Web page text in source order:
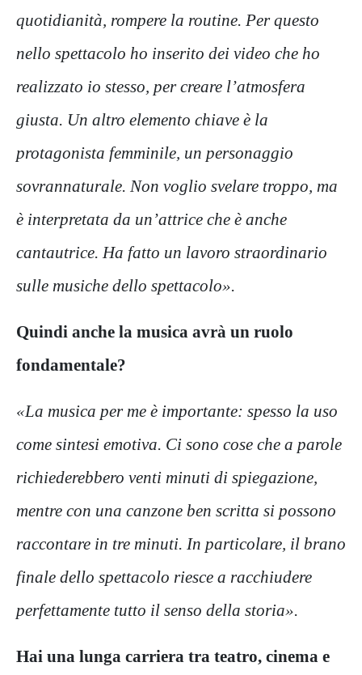
quotidianità, rompere la routine. Per questo
nello spettacolo ho inserito dei video che ho
realizzato io stesso, per creare l’atmosfera
giusta. Un altro elemento chiave è la
protagonista femminile, un personaggio
sovrannaturale. Non voglio svelare troppo, ma
è interpretata da un’attrice che è anche
cantautrice. Ha fatto un lavoro straordinario
sulle musiche dello spettacolo».
Quindi anche la musica avrà un ruolo
fondamentale?
«La musica per me è importante: spesso la uso
come sintesi emotiva. Ci sono cose che a parole
richiederebbero venti minuti di spiegazione,
mentre con una canzone ben scritta si possono
raccontare in tre minuti. In particolare, il brano
finale dello spettacolo riesce a racchiudere
perfettamente tutto il senso della storia».
Hai una lunga carriera tra teatro, cinema e